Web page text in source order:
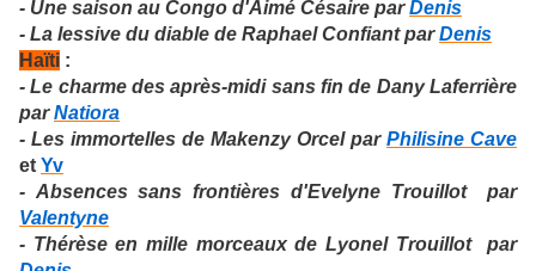
- Une saison au Congo d'Aimé Césaire par Denis
- La lessive du diable de Raphael Confiant parDenis
Haïti :
- Le charme des après-midi sans fin de Dany Laferrière
parNatiora
- Les immortelles de Makenzy Orcel par Philisine Cave
et Yv
- Absences sans frontières d'Evelyne Trouillot par
Valentyne
- Thérèse en mille morceaux de Lyonel Trouillot par